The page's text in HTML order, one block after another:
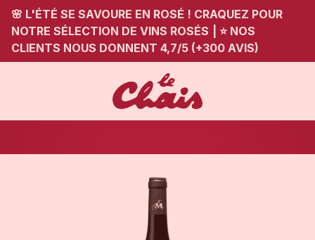
🌸 L'ÉTÉ SE SAVOURE EN ROSÉ ! CRAQUEZ POUR
NOTRE SÉLECTION DE VINS ROSÉS
⭐ NOS
CLIENTS NOUS DONNENT 4,7/5 (+300 AVIS)